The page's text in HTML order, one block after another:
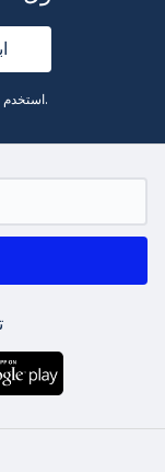
استخدم في دقائق دون الحاجة إلى بطاقة ائتمان.